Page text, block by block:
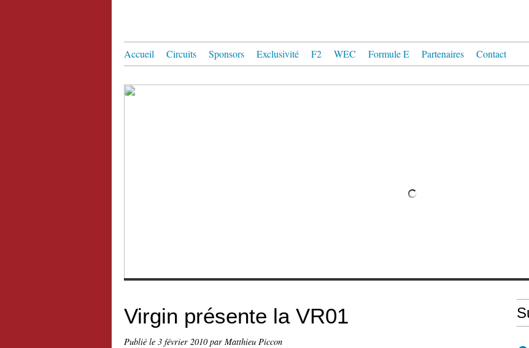
Accueil Circuits Sponsors Exclusivité F2 WEC Formule E Partenaires Contact
Virgin présente la VR01
Publié le 3 février 2010par Matthieu Piccon